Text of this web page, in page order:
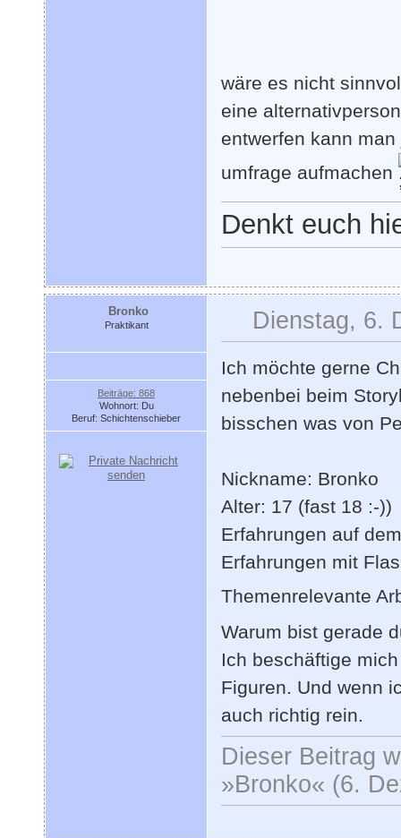
wäre es nicht
eine
entwerfen kann
umfrage aufmachen
Denkt euch
Bronko
Praktikant
Beiträge: 868
Wohnort: Du
Beruf: Schichtenschieber
Dienstag, 6.
Ich möchte gerne
nebenbei beim
bisschen was von
Nickname: Bronko
Alter: 17 (fast 18 :-))
Erfahrungen auf
Erfahrungen mit
Themenrelevante
Warum bist gerade
Ich beschäftige
Figuren. Und wenn
auch richtig rein.
Dieser Beitrag
»Bronko« (6.